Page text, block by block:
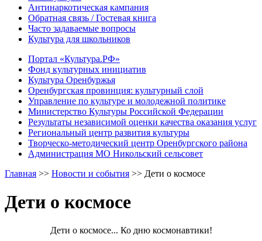
Антинаркотическая кампания
Обратная связь / Гостевая книга
Часто задаваемые вопросы
Культура для школьников
Портал «Культура.РФ»
Фонд культурных инициатив
Культура Оренбуржья
Оренбургская провинция: культурный слой
Управление по культуре и молодежной политике
Министерство Культуры Российской Федерации
Результаты независимой оценки качества оказания услуг
Региональный центр развития культуры
Творческо-методический центр Оренбургского района
Администрация МО Никольский сельсовет
Главная >> Новости и события >> Дети о космосе
Дети о космосе
Дети о космосе... Ко дню космонавтики!